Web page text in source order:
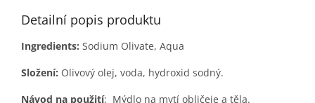
Detailní popis produktu
Ingredients: Sodium Olivate, Aqua
Složení: Olivový olej, voda, hydroxid sodný.
Návod na použití: Mýdlo na mytí obličeje a těla.